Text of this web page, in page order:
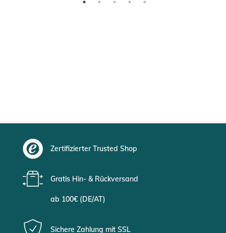
Zertifizierter Trusted Shop
Gratis Hin- & Rückversand
ab 100€ (DE/AT)
Sichere Zahlung mit SSL